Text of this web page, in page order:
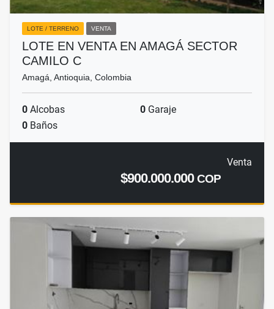
LOTE / TERRENO VENTA
LOTE EN VENTA EN AMAGÁ SECTOR
CAMILO C
Amagá, Antioquia, Colombia
0 Alcobas 0 Garaje
0 Baños
Venta
$900.000.000COP